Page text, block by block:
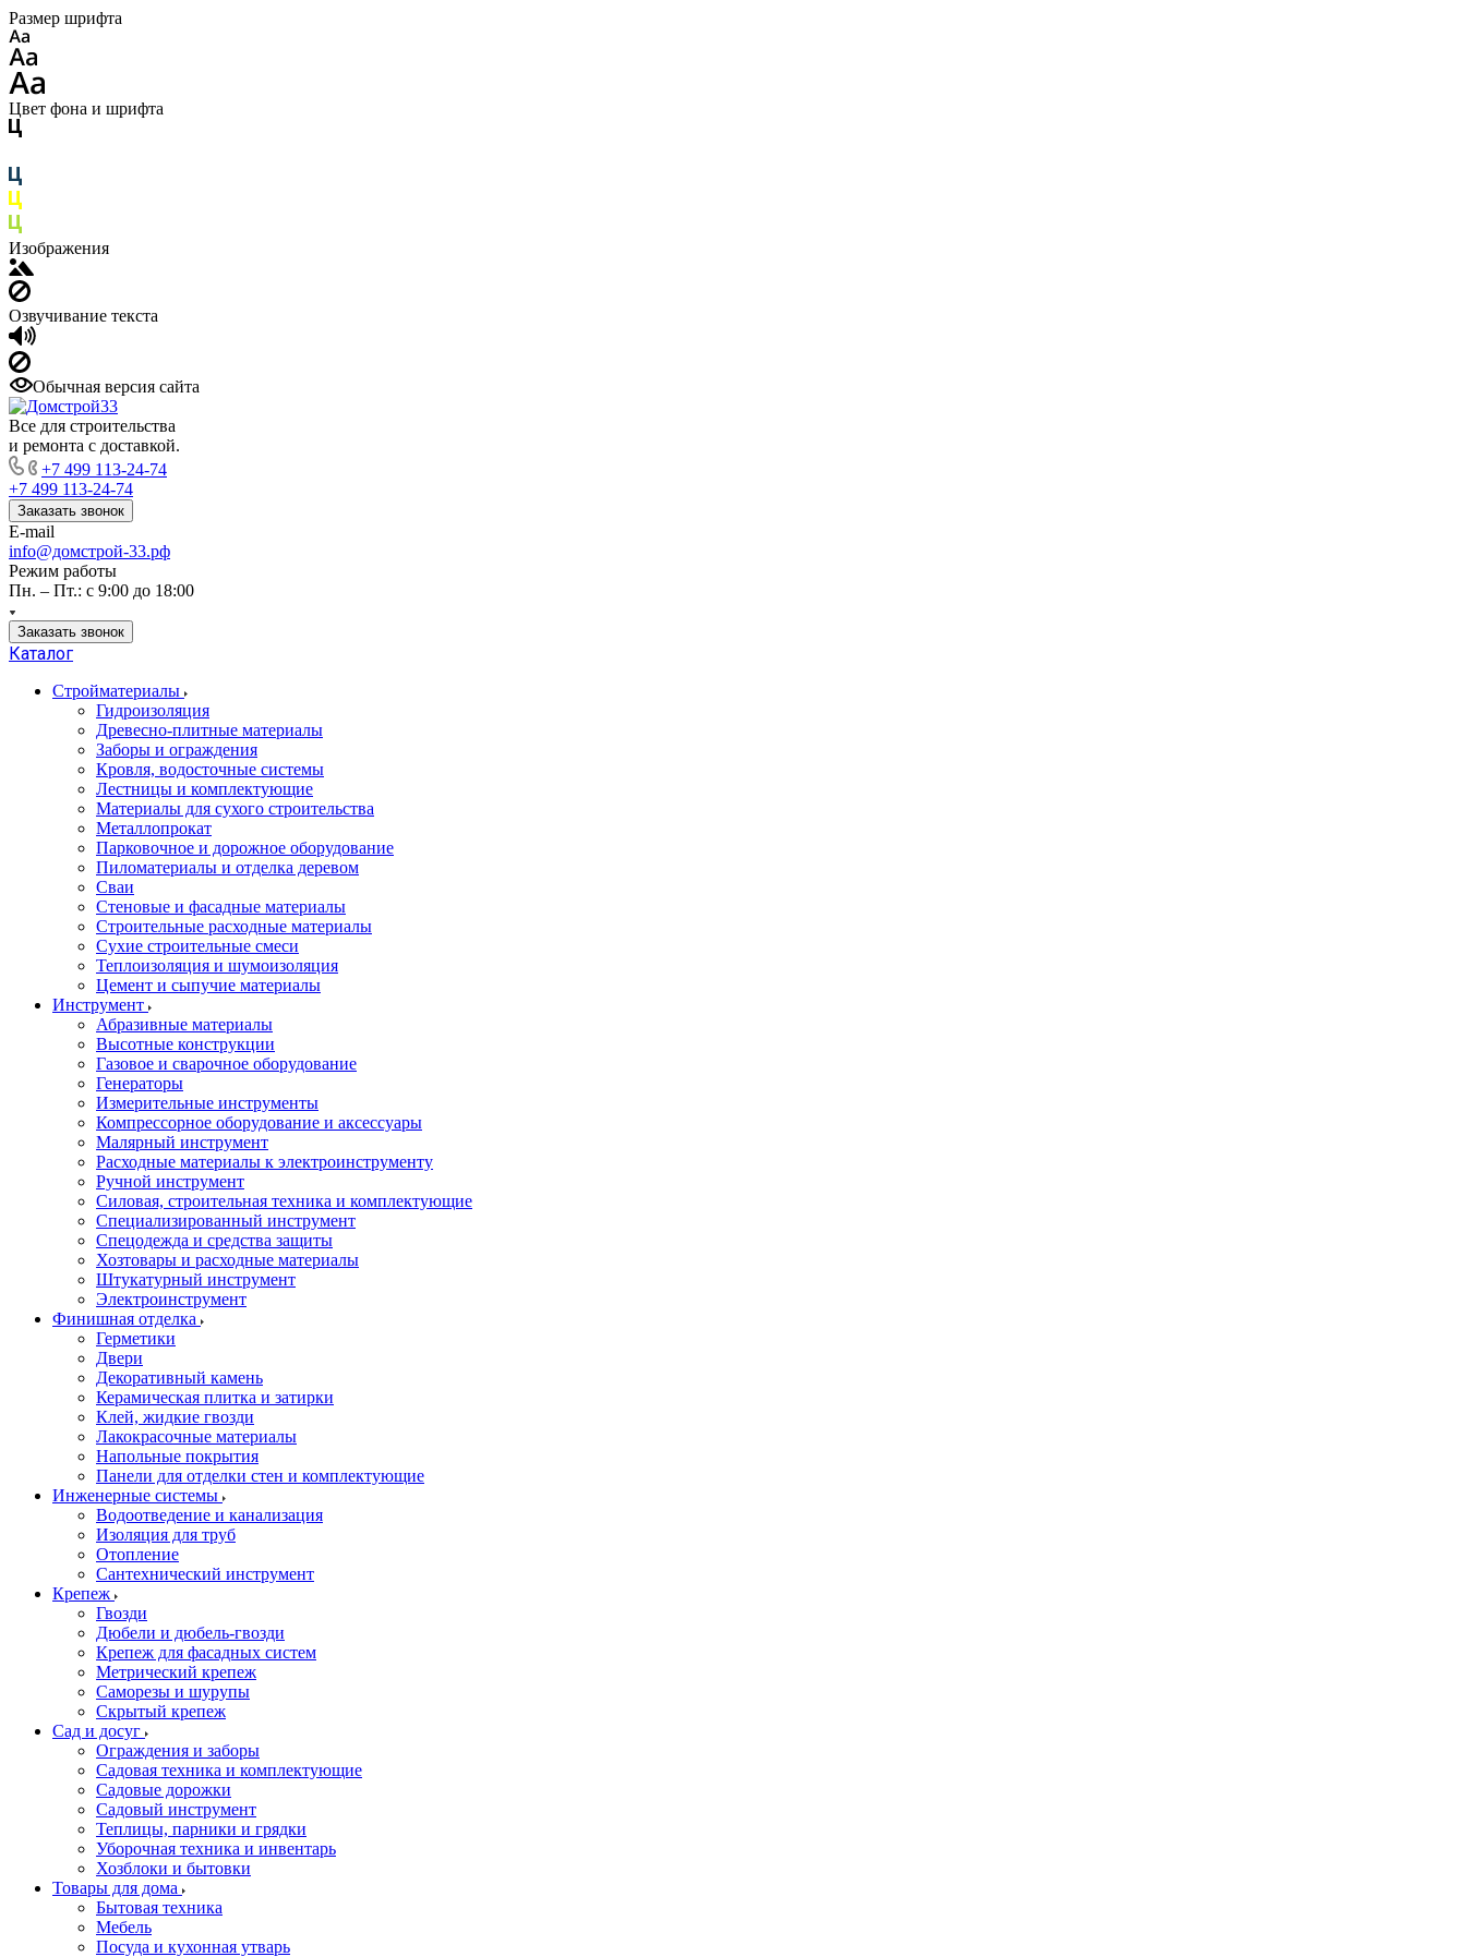
Размер шрифта
Цвет фона и шрифта
Изображения
Озвучивание текста
Обычная версия сайта
Все для строительства
и ремонта с доставкой.
+7 499 113-24-74
+7 499 113-24-74
Заказать звонок
E-mail
info@домстрой-33.рф
Режим работы
Пн. – Пт.: с 9:00 до 18:00
Заказать звонок
Каталог
Стройматериалы
Гидроизоляция
Древесно-плитные материалы
Заборы и ограждения
Кровля, водосточные системы
Лестницы и комплектующие
Материалы для сухого строительства
Металлопрокат
Парковочное и дорожное оборудование
Пиломатериалы и отделка деревом
Сваи
Стеновые и фасадные материалы
Строительные расходные материалы
Сухие строительные смеси
Теплоизоляция и шумоизоляция
Цемент и сыпучие материалы
Инструмент
Абразивные материалы
Высотные конструкции
Газовое и сварочное оборудование
Генераторы
Измерительные инструменты
Компрессорное оборудование и аксессуары
Малярный инструмент
Расходные материалы к электроинструменту
Ручной инструмент
Силовая, строительная техника и комплектующие
Специализированный инструмент
Спецодежда и средства защиты
Хозтовары и расходные материалы
Штукатурный инструмент
Электроинструмент
Финишная отделка
Герметики
Двери
Декоративный камень
Керамическая плитка и затирки
Клей, жидкие гвозди
Лакокрасочные материалы
Напольные покрытия
Панели для отделки стен и комплектующие
Инженерные системы
Водоотведение и канализация
Изоляция для труб
Отопление
Сантехнический инструмент
Крепеж
Гвозди
Дюбели и дюбель-гвозди
Крепеж для фасадных систем
Метрический крепеж
Саморезы и шурупы
Скрытый крепеж
Сад и досуг
Ограждения и заборы
Садовая техника и комплектующие
Садовые дорожки
Садовый инструмент
Теплицы, парники и грядки
Уборочная техника и инвентарь
Хозблоки и бытовки
Товары для дома
Бытовая техника
Мебель
Посуда и кухонная утварь